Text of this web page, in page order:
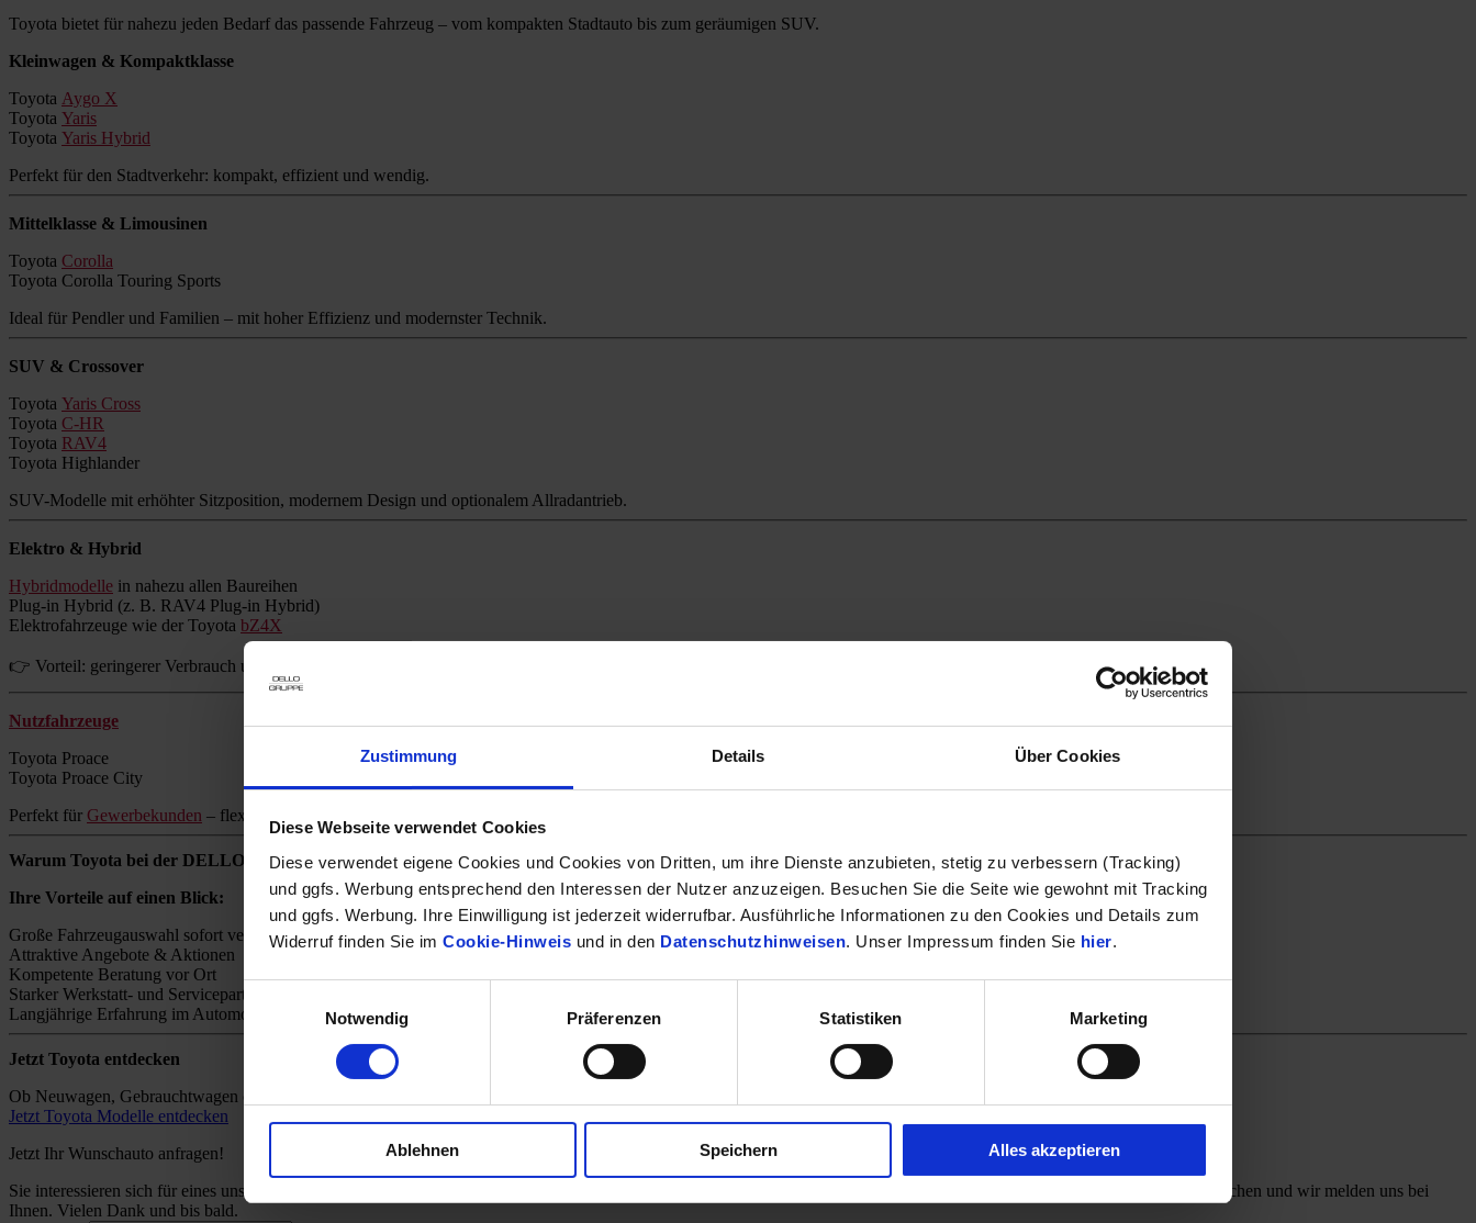
Zustimmung Details Über Cookies
Diese Webseite verwendet Cookies
Diese verwendet eigene Cookies und Cookies von Dritten, um ihre Dienste anzubieten, stetig zu verbessern (Tracking)
und ggfs. Werbung entsprechend den Interessen der Nutzer anzuzeigen. Besuchen Sie die Seite wie gewohnt mit Tracking
und ggfs. Werbung. Ihre Einwilligung ist jederzeit widerrufbar. Ausführliche Informationen zu den Cookies und Details zum
Widerruf finden Sie im Cookie-Hinweis und in den Datenschutzhinweisen. Unser Impressum finden Sie hier.
Einwilligungsauswahl
Notwendig
Präferenzen Statistiken Marketing
Ablehnen Speichern Alles akzeptieren
Toyota bietet für nahezu jeden Bedarf das passende Fahrzeug – vom kompakten Stadtauto bis zum geräumigen SUV.
Kleinwagen & Kompaktklasse
Toyota Aygo X
Toyota Yaris
Toyota Yaris Hybrid
Perfekt für den Stadtverkehr: kompakt, effizient und wendig.
Mittelklasse & Limousinen
Toyota Corolla
Toyota Corolla Touring Sports
Ideal für Pendler und Familien – mit hoher Effizienz und modernster Technik.
SUV & Crossover
Toyota Yaris Cross
Toyota C-HR
Toyota RAV4
Toyota Highlander
SUV-Modelle mit erhöhter Sitzposition, modernem Design und optionalem Allradantrieb.
Elektro & Hybrid
Hybridmodelle in nahezu allen Baureihen
Plug-in Hybrid (z. B. RAV4 Plug-in Hybrid)
Elektrofahrzeuge wie der Toyota bZ4X
👉 Vorteil: geringerer Verbrauch und reduzierte Emissionen ohne Reichweitenangst.
Nutzfahrzeuge
Toyota Proace
Toyota Proace City
Perfekt für Gewerbekunden – flexibel, zuverlässig und wirtschaftlich.
Warum Toyota bei der DELLO GRUPPE kaufen?
Ihre Vorteile auf einen Blick:
Große Fahrzeugauswahl sofort verfügbar
Attraktive Angebote & Aktionen
Kompetente Beratung vor Ort
Starker Werkstatt- und Servicepartner
Langjährige Erfahrung im Automobilhandel
Jetzt Toyota entdecken
Ob Neuwagen, Gebrauchtwagen oder individuelles Angebot – bei uns finden Sie Ihr passendes Toyota Fahrzeug.
Jetzt Toyota Modelle entdecken
Jetzt Ihr Wunschauto anfragen!
Sie interessieren sich für eines unserer Toyota-Modelle und wünschen eine Kontaktaufnahme? Sehr gerne! Teilen Sie uns einfach im Betreff mit, welchen Kontaktweg Sie wünschen und wir melden uns bei
Ihnen. Vielen Dank und bis bald.